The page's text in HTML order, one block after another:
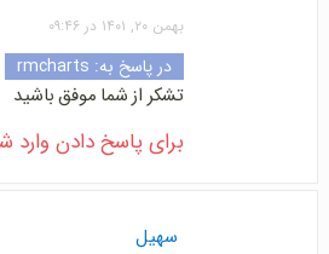
بهمن ۲۰, ۱۴۰۱ در ۰۹:۴۶
در پاسخ به: rmcharts
تشکر از شما موفق باشید
برای پاسخ دادن وارد
سهیل